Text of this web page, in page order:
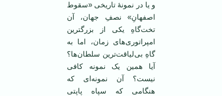
و یا در نمونۀ تاریخی «سقوط
اصفهانِ» نصفِ جهان، آن
تخت‌گاهِ یکی از بزرگترین
امپراتوری‌های زمان، اما به
گاهِ بی‌لیاقت‌ترین سلطان‌ها؟
آیا همین یک نمونه کافی‌‌
نیست؟ آن نمونه‌ای که
هنگامی که سپاه پاپتی